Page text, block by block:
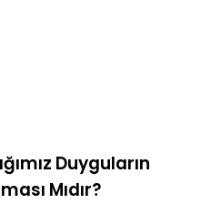
Duyguların
Mıdır?